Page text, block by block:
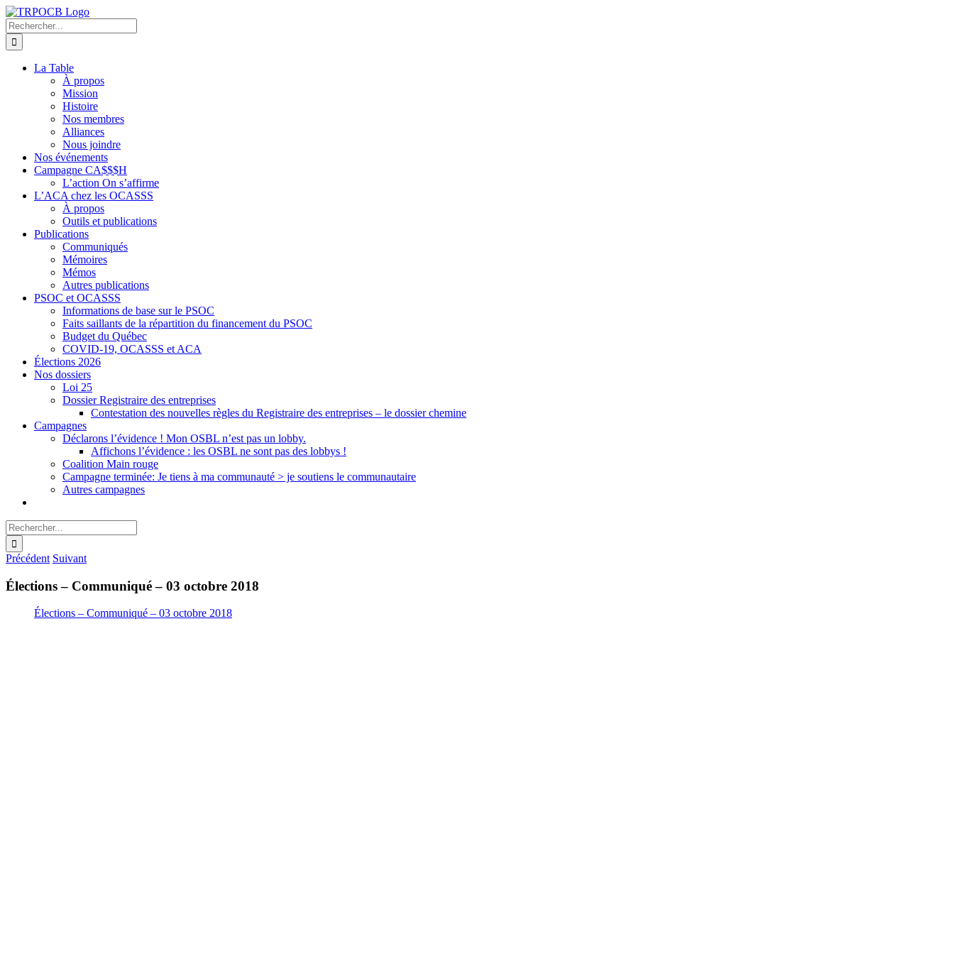
Passer
au
contenu
Rechercher:
La Table
À propos
Mission
Histoire
Nos membres
Alliances
Nous joindre
Nos événements
Campagne CA$$$H
L’action On s’affirme
L’ACA chez les OCASSS
À propos
Outils et publications
Publications
Communiqués
Mémoires
Mémos
Autres publications
PSOC et OCASSS
Informations de base sur le PSOC
Faits saillants de la répartition du financement du PSOC
Budget du Québec
COVID-19, OCASSS et ACA
Élections 2026
Nos dossiers
Loi 25
Dossier Registraire des entreprises
Contestation des nouvelles règles du Registraire des entreprises – le dossier chemine
Campagnes
Déclarons l’évidence ! Mon OSBL n’est pas un lobby.
Affichons l’évidence : les OSBL ne sont pas des lobbys !
Coalition Main rouge
Campagne terminée: Je tiens à ma communauté > je soutiens le communautaire
Autres campagnes
Rechercher:
Précédent Suivant
Élections – Communiqué – 03 octobre 2018
Élections – Communiqué – 03 octobre 2018